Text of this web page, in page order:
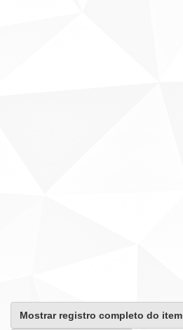
Mostrar registro completo do item